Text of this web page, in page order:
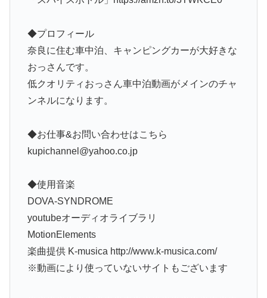
◆プロフィール
奈良に住む車中泊、キャンピングカーが大好きな
おっさんです。
低クオリティおっさん車中泊動画がメインのチャ
ンネルになります。
◆お仕事&お問い合わせはこちら
kupichannel@yahoo.co.jp
◆使用音楽
DOVA-SYNDROME
youtubeオーディオライブラリ
MotionElements
楽曲提供 K-musica http://www.k-musica.com/
※動画により使っていないサイトもございます